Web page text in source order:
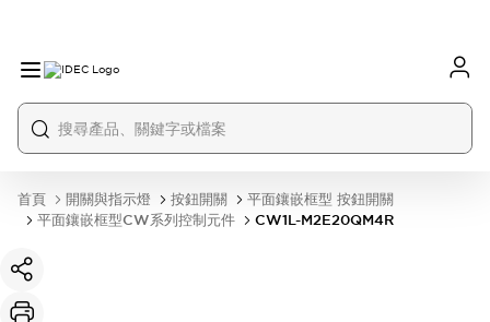
首頁 開關與指示燈 按鈕開關
平面鑲嵌框型 按鈕開關
平面鑲嵌框型CW系列控制元件
CW1L-M2E20QM4R